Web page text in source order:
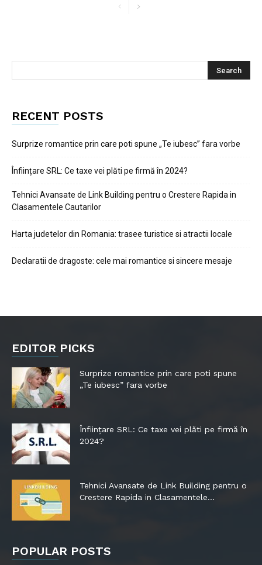
RECENT POSTS
Surprize romantice prin care poti spune „Te iubesc” fara vorbe
Înființare SRL: Ce taxe vei plăti pe firmă în 2024?
Tehnici Avansate de Link Building pentru o Crestere Rapida in
Clasamentele Cautarilor
Harta judetelor din Romania: trasee turistice si atractii locale
Declaratii de dragoste: cele mai romantice si sincere mesaje
EDITOR PICKS
Surprize romantice prin care poti spune
„Te iubesc” fara vorbe
Înființare SRL: Ce taxe vei plăti pe firmă în
2024?
Tehnici Avansate de Link Building pentru o
Crestere Rapida in Clasamentele...
POPULAR POSTS